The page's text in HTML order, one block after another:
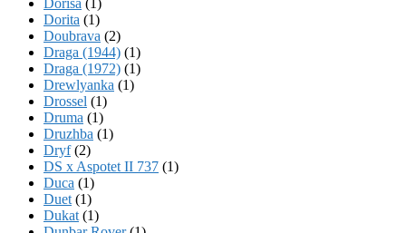
Dorita (1)
Doubrava (2)
Draga (1944) (1)
Draga (1972) (1)
Drewlyanka (1)
Drossel (1)
Druma (1)
Druzhba (1)
Dryf(2)
DS x Aspotet II 737 (1)
Duca (1)
Duet (1)
Dukat (1)